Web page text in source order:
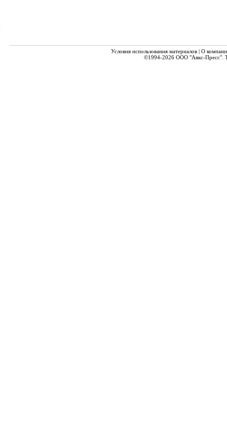
Условия использования материалов| О
©1994-2026 ООО "Аякс-Пресс".